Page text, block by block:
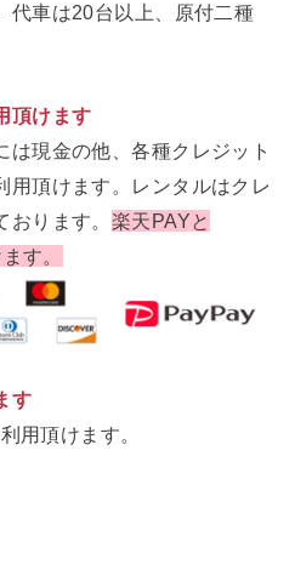
代車は20台以上、原付二種
頂けます
は現金の他、各種クレジット
用頂けます。レンタルはクレ
ります。 楽天PAYと
す。
す
用頂けます。